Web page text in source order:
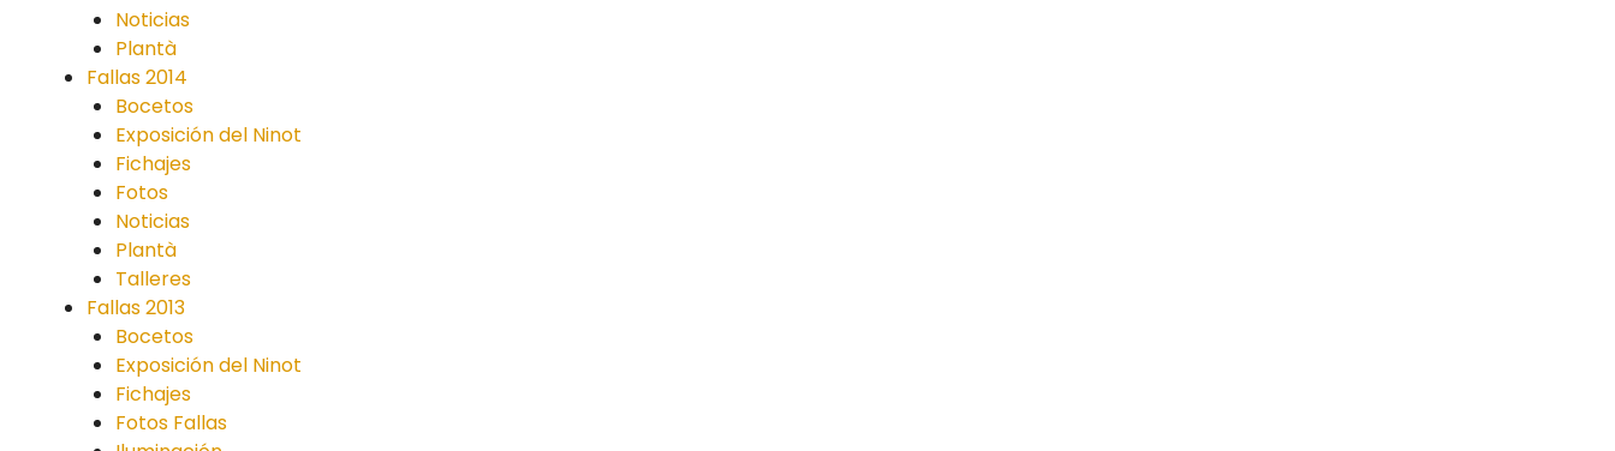
Noticias
Plantà
Fallas 2014
Bocetos
Exposición del Ninot
Fichajes
Fotos
Noticias
Plantà
Talleres
Fallas 2013
Bocetos
Exposición del Ninot
Fichajes
Fotos Fallas